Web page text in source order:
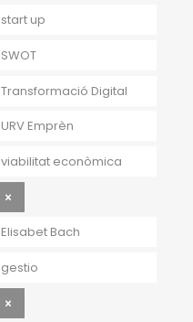
start up
SWOT
Transformació Digital
URV Emprèn
viabilitat econòmica
Elisabet Bach
gestio